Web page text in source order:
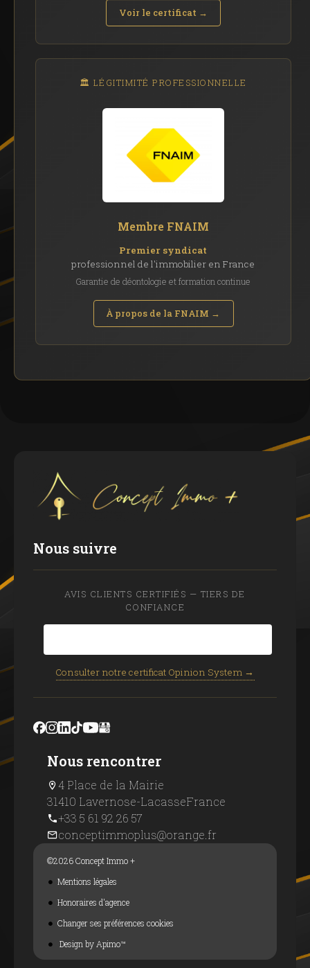
Voir le certificat →
🏛️ LÉGITIMITÉ PROFESSIONNELLE
Membre FNAIM
Premier syndicat
professionnel de l'immobilier en France
Garantie de déontologie et formation continue
À propos de la FNAIM →
Nous suivre
AVIS CLIENTS CERTIFIÉS — TIERS DE
CONFIANCE
Consulter notre certificat Opinion System →
Nous rencontrer
4 Place de la Mairie
31410 Lavernose-LacasseFrance
+33 5 61 92 26 57
conceptimmoplus@orange.fr
©2026 Concept Immo +
Mentions légales
Honoraires d'agence
Changer ses préférences cookies
Design byApimo™